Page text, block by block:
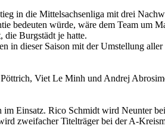
in die Mittelsachsenliga mit drei
bedeuten würde, wäre dem Team um
die Burgstädt je hatte.
in dieser Saison mit der Umstellung
Viet Le Minh und Andrej
Einsatz. Rico Schmidt wird Neunter
zweifacher Titelträger bei der A-